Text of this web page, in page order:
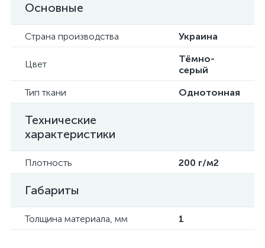
Основные
Страна производства Украина
Цвет
Тёмно-
серый
Тип ткани
Однотонная
Технические
характеристики
Плотность 200 г/м2
Габариты
Толщина материала, мм 1